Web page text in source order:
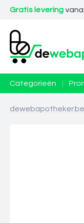
Gratis levering
Categorieën
dewebapotheker.be